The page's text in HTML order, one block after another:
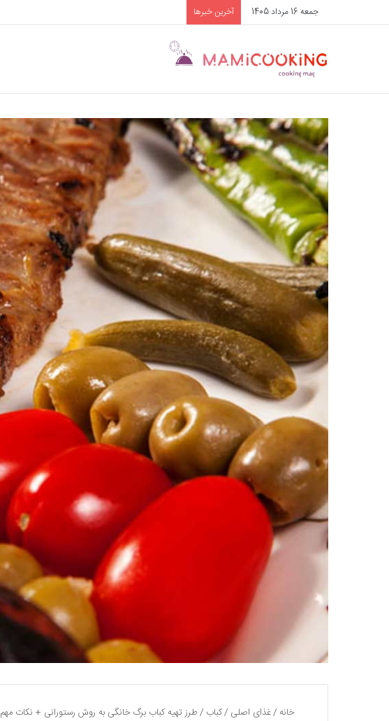
جمعه 16 مرداد 1405 آخرین خبرها
خانه /غذای اصلی /کباب /طرز تهیه کباب برگ خانگی به روش رستورانی + نکات مهم